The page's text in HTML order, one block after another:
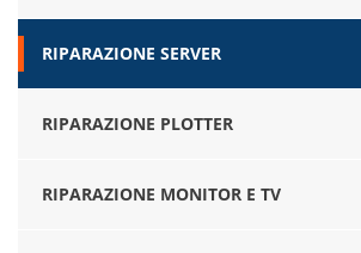
RIPARAZIONE SERVER
RIPARAZIONE PLOTTER
RIPARAZIONE MONITOR E TV